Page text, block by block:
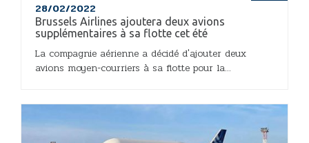
28/02/2022
Brussels Airlines ajoutera deux avions
supplémentaires à sa flotte cet été
La compagnie aérienne a décidé d'ajouter deux
avions moyen-courriers à sa flotte pour la...